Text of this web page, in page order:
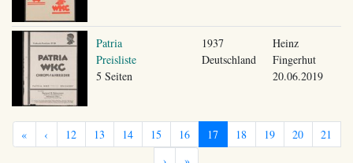
Patria
Preisliste
5 Seiten
1937
Deutschland
Heinz
Fingerhut
20.06.2019
« ‹ 12 13 14 15 16 17 18 19 20
21
›
»